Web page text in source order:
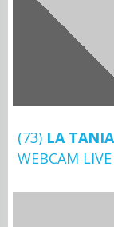
(73) LA
WEBCAM